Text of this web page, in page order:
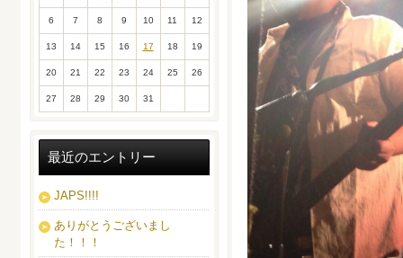
6 7 8 9 10 11 12
13 14 15 16 17 18 19
20 21 22 23 24 25 26
27 28 29 30 31
最近のエントリー
JAPS!!!!
ありがとうございまし
た！！！